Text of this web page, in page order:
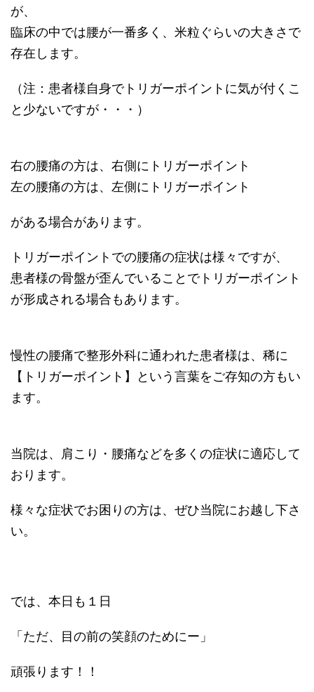
が、
臨床の中では腰が一番多く、米粒ぐらいの大きさで
存在します。
（注：患者様自身でトリガーポイントに気が付くこ
と少ないですが・・・）
右の腰痛の方は、右側にトリガーポイント
左の腰痛の方は、左側にトリガーポイント
がある場合があります。
トリガーポイントでの腰痛の症状は様々ですが、
患者様の骨盤が歪んでいることでトリガーポイント
が形成される場合もあります。
慢性の腰痛で整形外科に通われた患者様は、稀に
【トリガーポイント】という言葉をご存知の方もい
ます。
当院は、肩こり・腰痛などを多くの症状に適応して
おります。
様々な症状でお困りの方は、ぜひ当院にお越し下さ
い。
では、本日も１日
「ただ、目の前の笑顔のためにー」
頑張ります！！